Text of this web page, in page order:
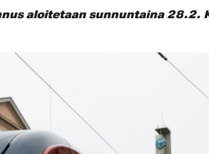
aloitetaan sunnuntaina 28.2.